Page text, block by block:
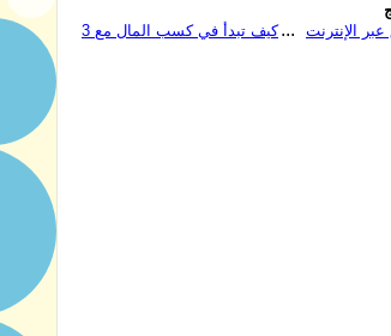
سوق جديد أساسيات التسويق عبر الإنترنت